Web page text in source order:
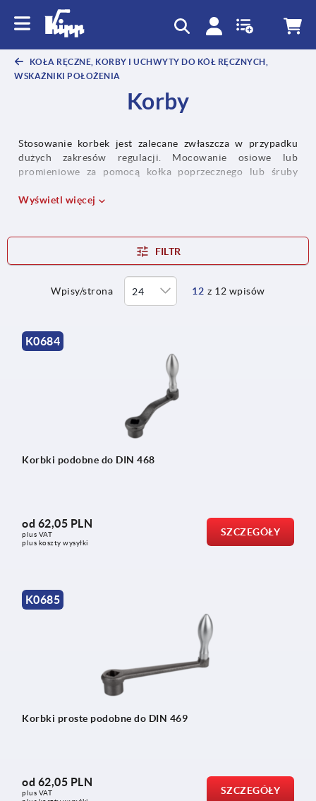
KOŁA RĘCZNE, KORBY I UCHWYTY DO KÓŁ RĘCZNYCH,
WSKAŹNIKI POŁOŻENIA
Korby
Stosowanie korbek jest zalecane zwłaszcza w przypadku
dużych zakresów regulacji. Mocowanie osiowe lub
promieniowe za pomocą kołka poprzecznego lub śruby
Wyświetl więcej
FILTR
Wpisy/strona 12 z 12 wpisów
K0684
Korbki podobne do DIN 468
od 62,05 PLN
plus VAT
plus koszty wysyłki
SZCZEGÓŁY
K0685
Korbki proste podobne do DIN 469
od 62,05 PLN
plus VAT
SZCZEGÓŁY